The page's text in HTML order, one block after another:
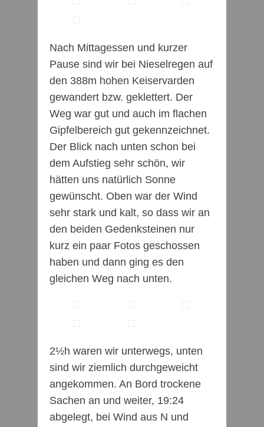
Nach Mittagessen und kurzer
Pause sind wir bei Nieselregen auf
den 388m hohen Keiservarden
gewandert bzw. geklettert. Der
Weg war gut und auch im flachen
Gipfelbereich gut gekennzeichnet.
Der Blick nach unten schon bei
dem Aufstieg sehr schön, wir
hätten uns natürlich Sonne
gewünscht. Oben war der Wind
sehr stark und kalt, so dass wir an
den beiden Gedenksteinen nur
kurz ein paar Fotos geschossen
haben und dann ging es den
gleichen Weg nach unten.
2½h waren wir unterwegs, unten
sind wir ziemlich durchgeweicht
angekommen. An Bord trockene
Sachen an und weiter, 19:24
abgelegt, bei Wind aus N und